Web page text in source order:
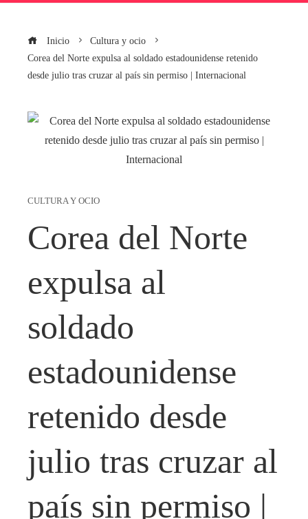
Inicio
Cultura y ocio
Corea del Norte expulsa al soldado estadounidense retenido
desde julio tras cruzar al país sin permiso | Internacional
CULTURA Y OCIO
Corea del Norte
expulsa al
soldado
estadounidense
retenido desde
julio tras cruzar al
país sin permiso |